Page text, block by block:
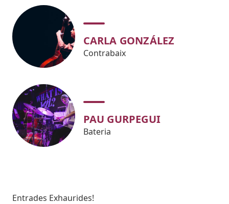
CARLA GONZÁLEZ
Contrabaix
PAU GURPEGUI
Bateria
Body
Entrades Exhaurides!